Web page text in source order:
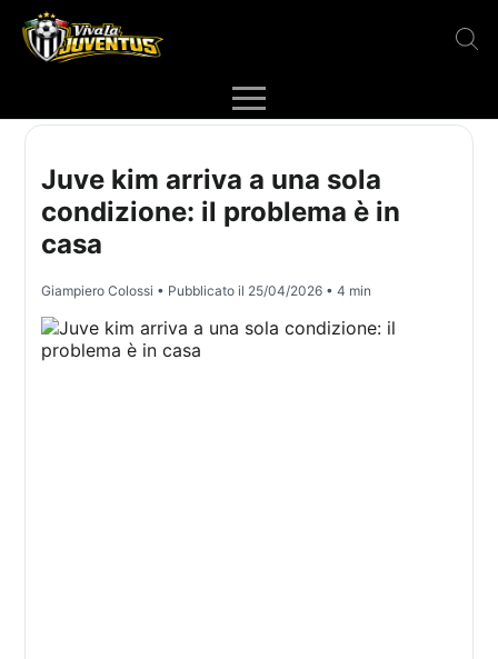
Juve kim arriva a una sola
condizione: il problema è in
casa
Giampiero Colossi • Pubblicato il 25/04/2026 • 4 min